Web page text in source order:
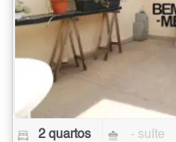
2 quartos - suíte